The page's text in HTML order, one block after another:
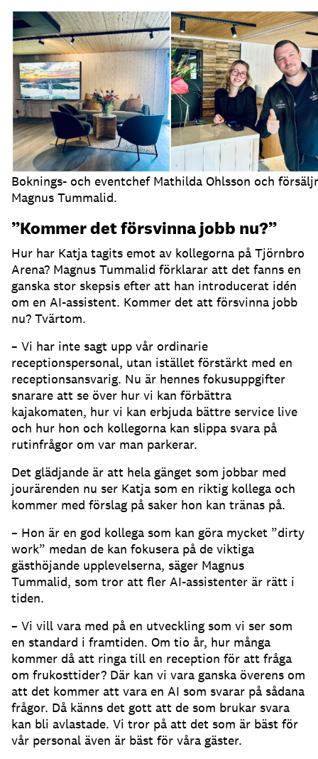
Boknings- och eventchef Mathilda Ohlsson och
Magnus Tummalid.
”Kommer det försvinna jobb nu?”
Hur har Katja tagits emot av kollegorna på Tjörnbro
Arena? Magnus Tummalid förklarar att det fanns en
ganska stor skepsis efter att han introducerat idén
om en AI-assistent. Kommer det att försvinna jobb
nu? Tvärtom.
– Vi har inte sagt upp vår ordinarie
receptionspersonal, utan istället förstärkt med en
receptionsansvarig. Nu är hennes fokusuppgifter
snarare att se över hur vi kan förbättra
kajakomaten, hur vi kan erbjuda bättre service live
och hur hon och kollegorna kan slippa svara på
rutinfrågor om var man parkerar.
Det glädjande är att hela gänget som jobbar med
jourärenden nu ser Katja som en riktig kollega och
kommer med förslag på saker hon kan tränas på.
– Hon är en god kollega som kan göra mycket ”dirty
work” medan de kan fokusera på de viktiga
gästhöjande upplevelserna, säger Magnus
Tummalid, som tror att fler AI-assistenter är rätt i
tiden.
– Vi vill vara med på en utveckling som vi ser som
en standard i framtiden. Om tio år, hur många
kommer då att ringa till en reception för att fråga
om frukosttider? Där kan vi vara ganska överens om
att det kommer att vara en AI som svarar på sådana
frågor. Då känns det gott att de som brukar svara
kan bli avlastade. Vi tror på att det som är bäst för
vår personal även är bäst för våra gäster.